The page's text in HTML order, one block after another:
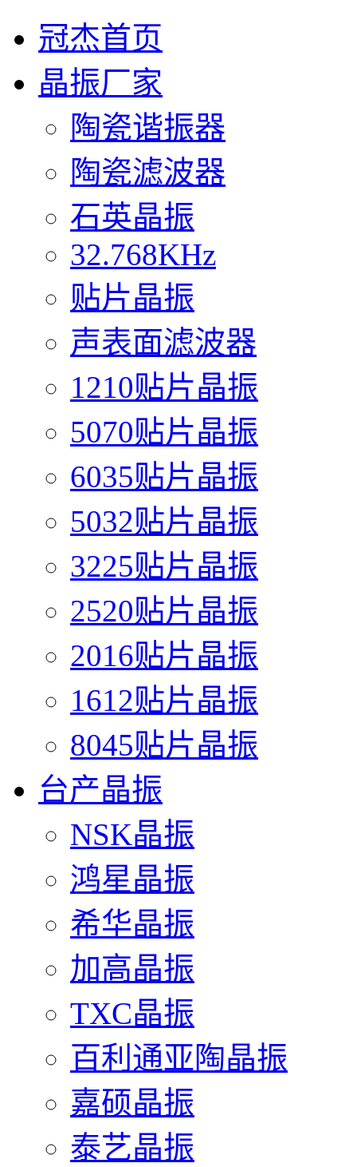
冠杰首页
晶振厂家
陶瓷谐振器
陶瓷滤波器
石英晶振
32.768KHz
贴片晶振
声表面滤波器
1210贴片晶振
5070贴片晶振
6035贴片晶振
5032贴片晶振
3225贴片晶振
2520贴片晶振
2016贴片晶振
1612贴片晶振
8045贴片晶振
台产晶振
NSK晶振
鸿星晶振
希华晶振
加高晶振
TXC晶振
百利通亚陶晶振
嘉硕晶振
泰艺晶振